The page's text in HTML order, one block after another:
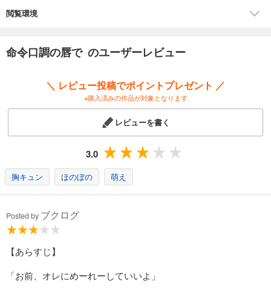
閲覧環境
命令口調の唇で のユーザーレビュー
＼ レビュー投稿でポイントプレゼント ／
※購入済みの作品が対象となります
レビューを書く
3.0
胸キュン ほのぼの 萌え
Posted by ブクログ
【あらすじ】
「お前、オレにめーれーしていいよ」